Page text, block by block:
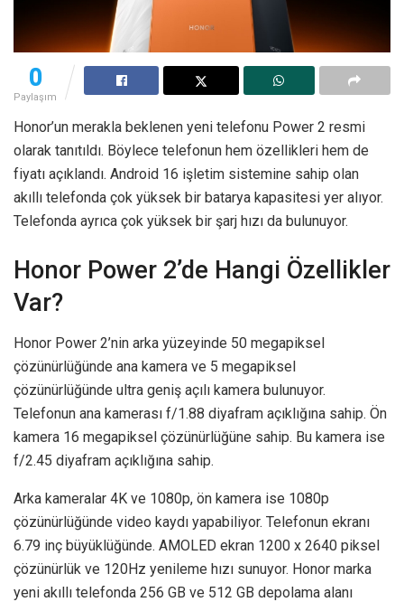
0
Paylaşım
Honor’un merakla beklenen yeni telefonu Power 2 resmi
olarak tanıtıldı. Böylece telefonun hem özellikleri hem de
fiyatı açıklandı. Android 16 işletim sistemine sahip olan
akıllı telefonda çok yüksek bir batarya kapasitesi yer alıyor.
Telefonda ayrıca çok yüksek bir şarj hızı da bulunuyor.
Honor Power 2’de Hangi Özellikler
Var?
Honor Power 2’nin arka yüzeyinde 50 megapiksel
çözünürlüğünde ana kamera ve 5 megapiksel
çözünürlüğünde ultra geniş açılı kamera bulunuyor.
Telefonun ana kamerası f/1.88 diyafram açıklığına sahip. Ön
kamera 16 megapiksel çözünürlüğüne sahip. Bu kamera ise
f/2.45 diyafram açıklığına sahip.
Arka kameralar 4K ve 1080p, ön kamera ise 1080p
çözünürlüğünde video kaydı yapabiliyor. Telefonun ekranı
6.79 inç büyüklüğünde. AMOLED ekran 1200 x 2640 piksel
çözünürlük ve 120Hz yenileme hızı sunuyor. Honor marka
yeni akıllı telefonda 256 GB ve 512 GB depolama alanı